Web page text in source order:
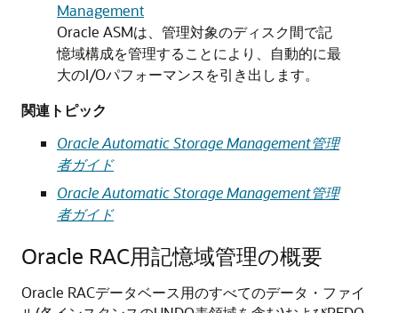
Management
Oracle ASMは、管理対象のディスク間で記
憶域構成を管理することにより、自動的に最
大のI/Oパフォーマンスを引き出します。
関連トピック
Oracle Automatic Storage Management管理
者ガイド
Oracle Automatic Storage Management管理
者ガイド
Oracle RAC用記憶域管理の概要
Oracle RACデータベース用のすべてのデータ・ファイ